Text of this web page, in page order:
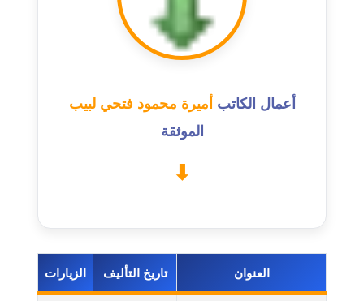
عاملة
مدونة السيده فوزي
مدونة آمال صالح
مدونة أماني بالحاج
مدونة أماني عبد السلام
مدونة أماني عز الدين
أعمال الكاتبأميرة محمود فتحي لبيب
الموثقة
العنوان تاريخ التأليف الزيارات